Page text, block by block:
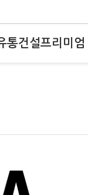
통건설프리미엄